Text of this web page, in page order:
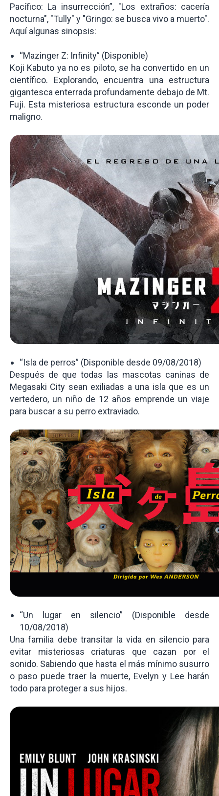
Pacífico: La insurrección”, "Los extraños: cacería
nocturna", "Tully" y "Gringo: se busca vivo a muerto".
Aquí algunas sinopsis:
“Mazinger Z: Infinity” (Disponible)
Koji Kabuto ya no es piloto, se ha convertido en un
científico. Explorando, encuentra una estructura
gigantesca enterrada profundamente debajo de Mt.
Fuji. Esta misteriosa estructura esconde un poder
maligno.
“Isla de perros” (Disponible desde 09/08/2018)
Después de que todas las mascotas caninas de
Megasaki City sean exiliadas a una isla que es un
vertedero, un niño de 12 años emprende un viaje
para buscar a su perro extraviado.
“Un lugar en silencio” (Disponible desde
10/08/2018)
Una familia debe transitar la vida en silencio para
evitar misteriosas criaturas que cazan por el
sonido. Sabiendo que hasta el más mínimo susurro
o paso puede traer la muerte, Evelyn y Lee harán
todo para proteger a sus hijos.